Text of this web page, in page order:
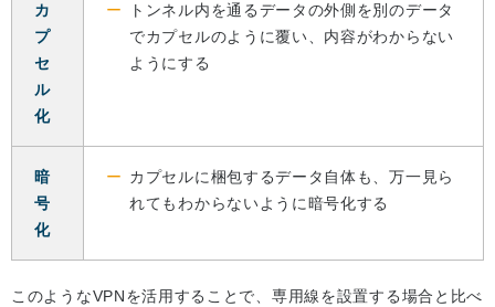
カ
プ
セ
ル
化
トンネル内を通るデータの外側を別のデータ
でカプセルのように覆い、内容がわからない
ようにする
暗
号
化
カプセルに梱包するデータ自体も、万一見ら
れてもわからないように暗号化する
このようなVPNを活用することで、専用線を設置する場合と比べ